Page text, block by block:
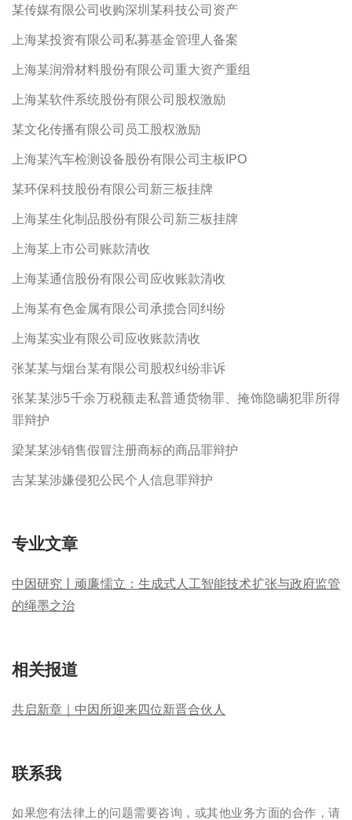
某传媒有限公司收购深圳某科技公司资产
上海某投资有限公司私募基金管理人备案
上海某润滑材料股份有限公司重大资产重组
上海某软件系统股份有限公司股权激励
某文化传播有限公司员工股权激励
上海某汽车检测设备股份有限公司主板IPO
某环保科技股份有限公司新三板挂牌
上海某生化制品股份有限公司新三板挂牌
上海某上市公司账款清收
上海某通信股份有限公司应收账款清收
上海某有色金属有限公司承揽合同纠纷
上海某实业有限公司应收账款清收
张某某与烟台某有限公司股权纠纷非诉
张某某涉5千余万税额走私普通货物罪、掩饰隐瞒犯罪所得
罪辩护
梁某某涉销售假冒注册商标的商品罪辩护
吉某某涉嫌侵犯公民个人信息罪辩护
专业文章
中因研究丨顽廉懦立：生成式人工智能技术扩张与政府监管
的绳墨之治
相关报道
共启新章｜中因所迎来四位新晋合伙人
联系我
如果您有法律上的问题需要咨询，或其他业务方面的合作，请